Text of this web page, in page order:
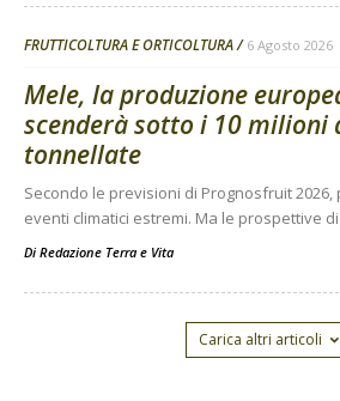
FRUTTICOLTURA E ORTICOLTURA 6 Agosto 2026
Mele, la produzione
scenderà sotto i 10 milioni
tonnellate
Secondo le previsioni di Prognosfruit
eventi climatici estremi. Ma le prospettive
Di Redazione Terra e Vita
Carica altri articoli